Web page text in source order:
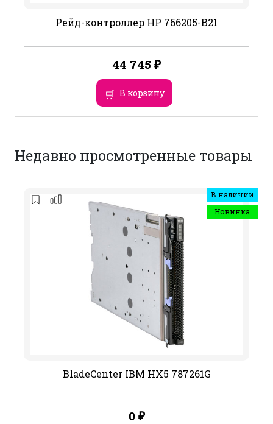
Рейд-контроллер HP 766205-B21
44 745 ₽
В корзину
Недавно просмотренные товары
В наличии
Новинка
BladeCenter IBM HX5 787261G
0 ₽